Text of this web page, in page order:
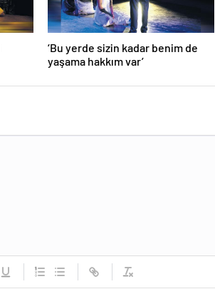
‘Bu yerde sizin kadar benim de
yaşama hakkım var’